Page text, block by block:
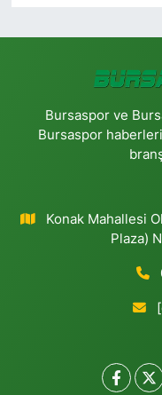
Bursaspor ve
Bursaspor
Konak Mahallesi
Plaza)